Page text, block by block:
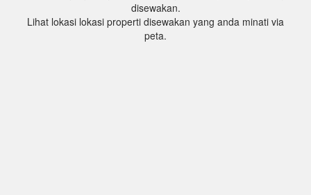
disewakan.
Lihat lokasi lokasi properti disewakan yang anda minati via
peta.